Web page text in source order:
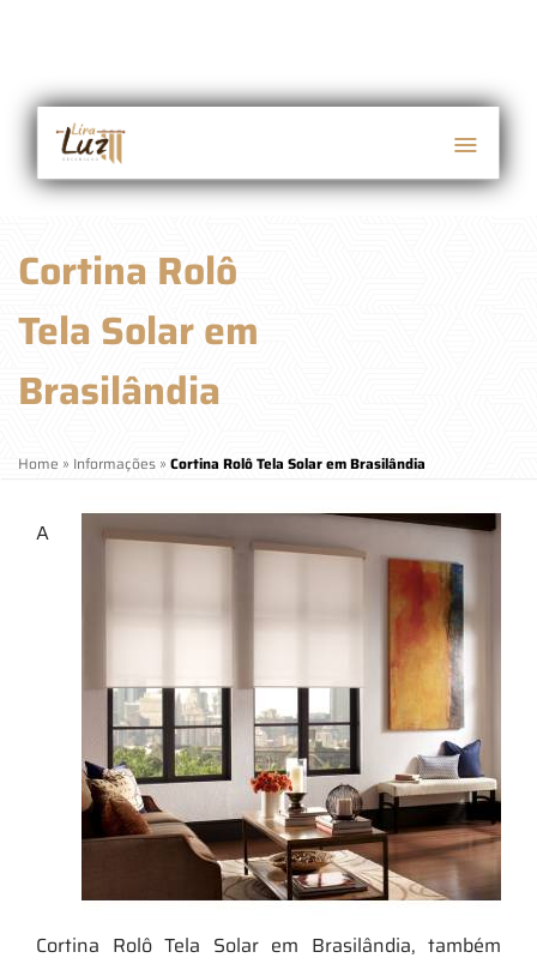
Cortina Rolô
Tela Solar em
Brasilândia
Home » Informações » Cortina Rolô Tela Solar em Brasilândia
A
Cortina Rolô Tela Solar em Brasilândia, também